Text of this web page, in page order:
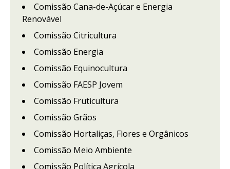
Comissão Cana-de-Açúcar e Energia
Renovável
Comissão Citricultura
Comissão Energia
Comissão Equinocultura
Comissão FAESP Jovem
Comissão Fruticultura
Comissão Grãos
Comissão Hortaliças, Flores e Orgânicos
Comissão Meio Ambiente
Comissão Política Agrícola